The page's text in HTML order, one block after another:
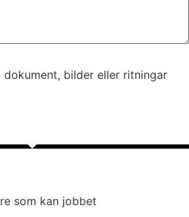
dokument, bilder eller ritningar
som kan jobbet